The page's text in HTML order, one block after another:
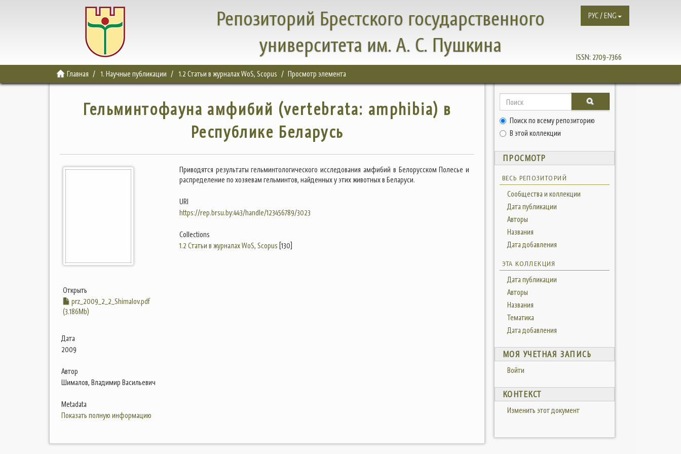
Репозиторий Брестского государственного
университета им. А. С. Пушкина
ISSN: 2709-7366
РУС / ENG
Главная 1. Научные публикации 1.2 Статьи в журналах WoS, Scopus Просмотр элемента
Гельминтофауна амфибий (vertebrata: amphibia) в
Республике Беларусь
Открыть
prz_2009_2_2_Shimalоv.pdf
(3.186Mb)
Дата
2009
Автор
Шималов, Владимир Васильевич
Metadata
Показать полную информацию
Приводятся результаты гельминтологического исследования амфибий в Белорусском Полесье и
распределение по хозяевам гельминтов, найденных у этих животных в Беларуси.
URI
https://rep.brsu.by:443/handle/123456789/3023
Collections
1.2 Статьи в журналах WoS, Scopus [130]
Поиск по всему репозиторию
В этой коллекции
ПРОСМОТР
ВЕСЬ РЕПОЗИТОРИЙ
Сообщества и коллекции
Дата публикации
Авторы
Названия
Дата добавления
ЭТА КОЛЛЕКЦИЯ
Дата публикации
Авторы
Названия
Тематика
Дата добавления
МОЯ УЧЕТНАЯ ЗАПИСЬ
Войти
КОНТЕКСТ
Изменить этот документ